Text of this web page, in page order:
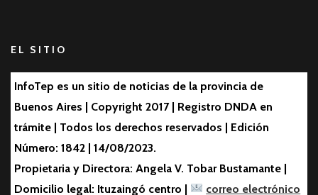
EL SITIO
InfoTep es un sitio de noticias de la provincia de
Buenos Aires | Copyright 2017 | Registro DNDA en
trámite | Todos los derechos reservados | Edición
Número: 1842 | 14/08/2023.
Propietaria y Directora: Angela V. Tobar Bustamante |
Domicilio legal: Ituzaingó centro |
correo electrónico